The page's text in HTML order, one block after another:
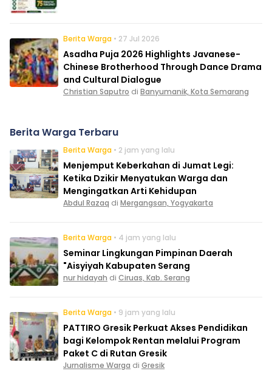
Berita Warga • 27 Jul 2026
Asadha Puja 2026 Highlights Javanese-
Chinese Brotherhood Through Dance Drama
and Cultural Dialogue
Christian Saputro di Banyumanik, Kota Semarang
Berita Warga Terbaru
Berita Warga • 2 jam yang lalu
Menjemput Keberkahan di Jumat Legi:
Ketika Dzikir Menyatukan Warga dan
Mengingatkan Arti Kehidupan
Abdul Razaq di Mergangsan, Yogyakarta
Berita Warga • 4 jam yang lalu
Seminar Lingkungan Pimpinan Daerah
"Aisyiyah Kabupaten Serang
nur hidayah di Ciruas, Kab. Serang
Berita Warga • 9 jam yang lalu
PATTIRO Gresik Perkuat Akses Pendidikan
bagi Kelompok Rentan melalui Program
Paket C di Rutan Gresik
Jurnalisme Warga di Gresik